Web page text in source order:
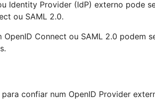
Identity Provider (IdP) externo pode
ou SAML 2.0.
Connect ou SAML 2.0 podem
para confiar num OpenID Provider